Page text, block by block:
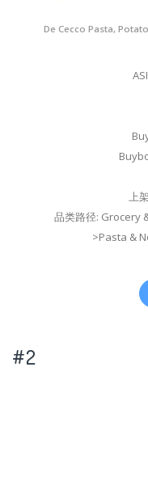
De Cecco Pasta,
上
品类路径: Grocery
>Pasta &
#2